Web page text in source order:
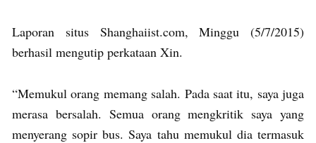
Laporan situs Shanghaiist.com, Minggu (5/7/2015)
berhasil mengutip perkataan Xin.
“Memukul orang memang salah. Pada saat itu, saya juga
merasa bersalah. Semua orang mengkritik saya yang
menyerang sopir bus. Saya tahu memukul dia termasuk